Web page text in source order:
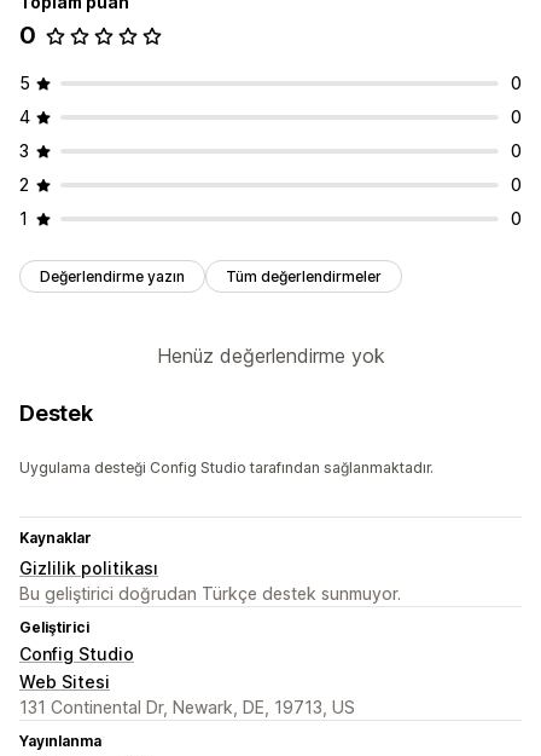
0
5
0
4
0
3
0
2
0
1
0
Değerlendirme yazın Tüm değerlendirmeler
Henüz değerlendirme yok
Destek
Uygulama desteği Config Studio tarafından sağlanmaktadır.
Kaynaklar
Gizlilik politikası
Bu geliştirici doğrudan Türkçe destek sunmuyor.
Geliştirici
Config Studio
Web Sitesi
131 Continental Dr, Newark, DE, 19713, US
Yayınlanma